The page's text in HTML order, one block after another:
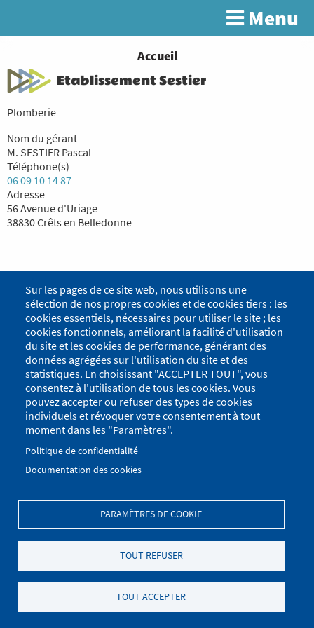
contenu
Rechercher
Menu
You
are
Accueil
Etablissement Sestier
Plomberie
Nom du gérant
M. SESTIER Pascal
Téléphone(s)
06 09 10 14 87
Adresse
56 Avenue d'Uriage
38830 Crêts en Belledonne
Sur les pages de ce site web, nous utilisons une
sélection de nos propres cookies et de cookies tiers : les
cookies essentiels, nécessaires pour utiliser le site ; les
cookies fonctionnels, améliorant la facilité d'utilisation
du site et les cookies de performance, générant des
données agrégées sur l'utilisation du site et des
statistiques. En choisissant "ACCEPTER TOUT", vous
consentez à l'utilisation de tous les cookies. Vous
pouvez accepter ou refuser des types de cookies
individuels et révoquer votre consentement à tout
moment dans les "Paramètres".
Politique de confidentialité
Documentation des cookies
PARAMÈTRES DE COOKIE
TOUT REFUSER
TOUT ACCEPTER
Menu
compte
l'utilisateur
page
Politique de confidentialité